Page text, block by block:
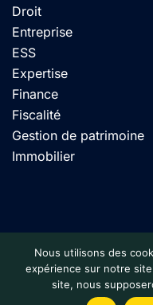
Droit
Entreprise
ESS
Expertise
Finance
Fiscalité
Gestion de patrimoine
Immobilier
© 2024 Calnbiz.
Nous utilisons des
expérience sur notre
site, nous